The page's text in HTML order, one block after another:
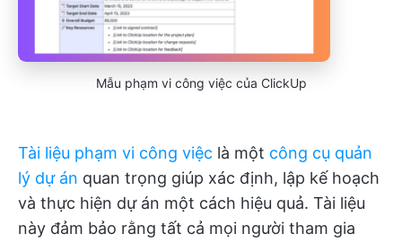
Mẫu phạm vi công việc của ClickUp
Tài liệu phạm vi công việc là một công cụ quản
lý dự án quan trọng giúp xác định, lập kế hoạch
và thực hiện dự án một cách hiệu quả. Tài liệu
này đảm bảo rằng tất cả mọi người tham gia